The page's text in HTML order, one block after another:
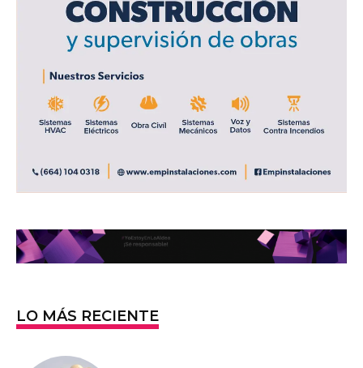
LO MÁS RECIENTE